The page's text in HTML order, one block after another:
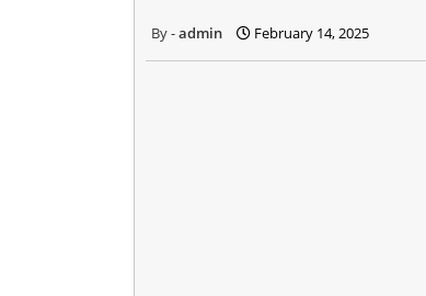
admin February 14, 2025